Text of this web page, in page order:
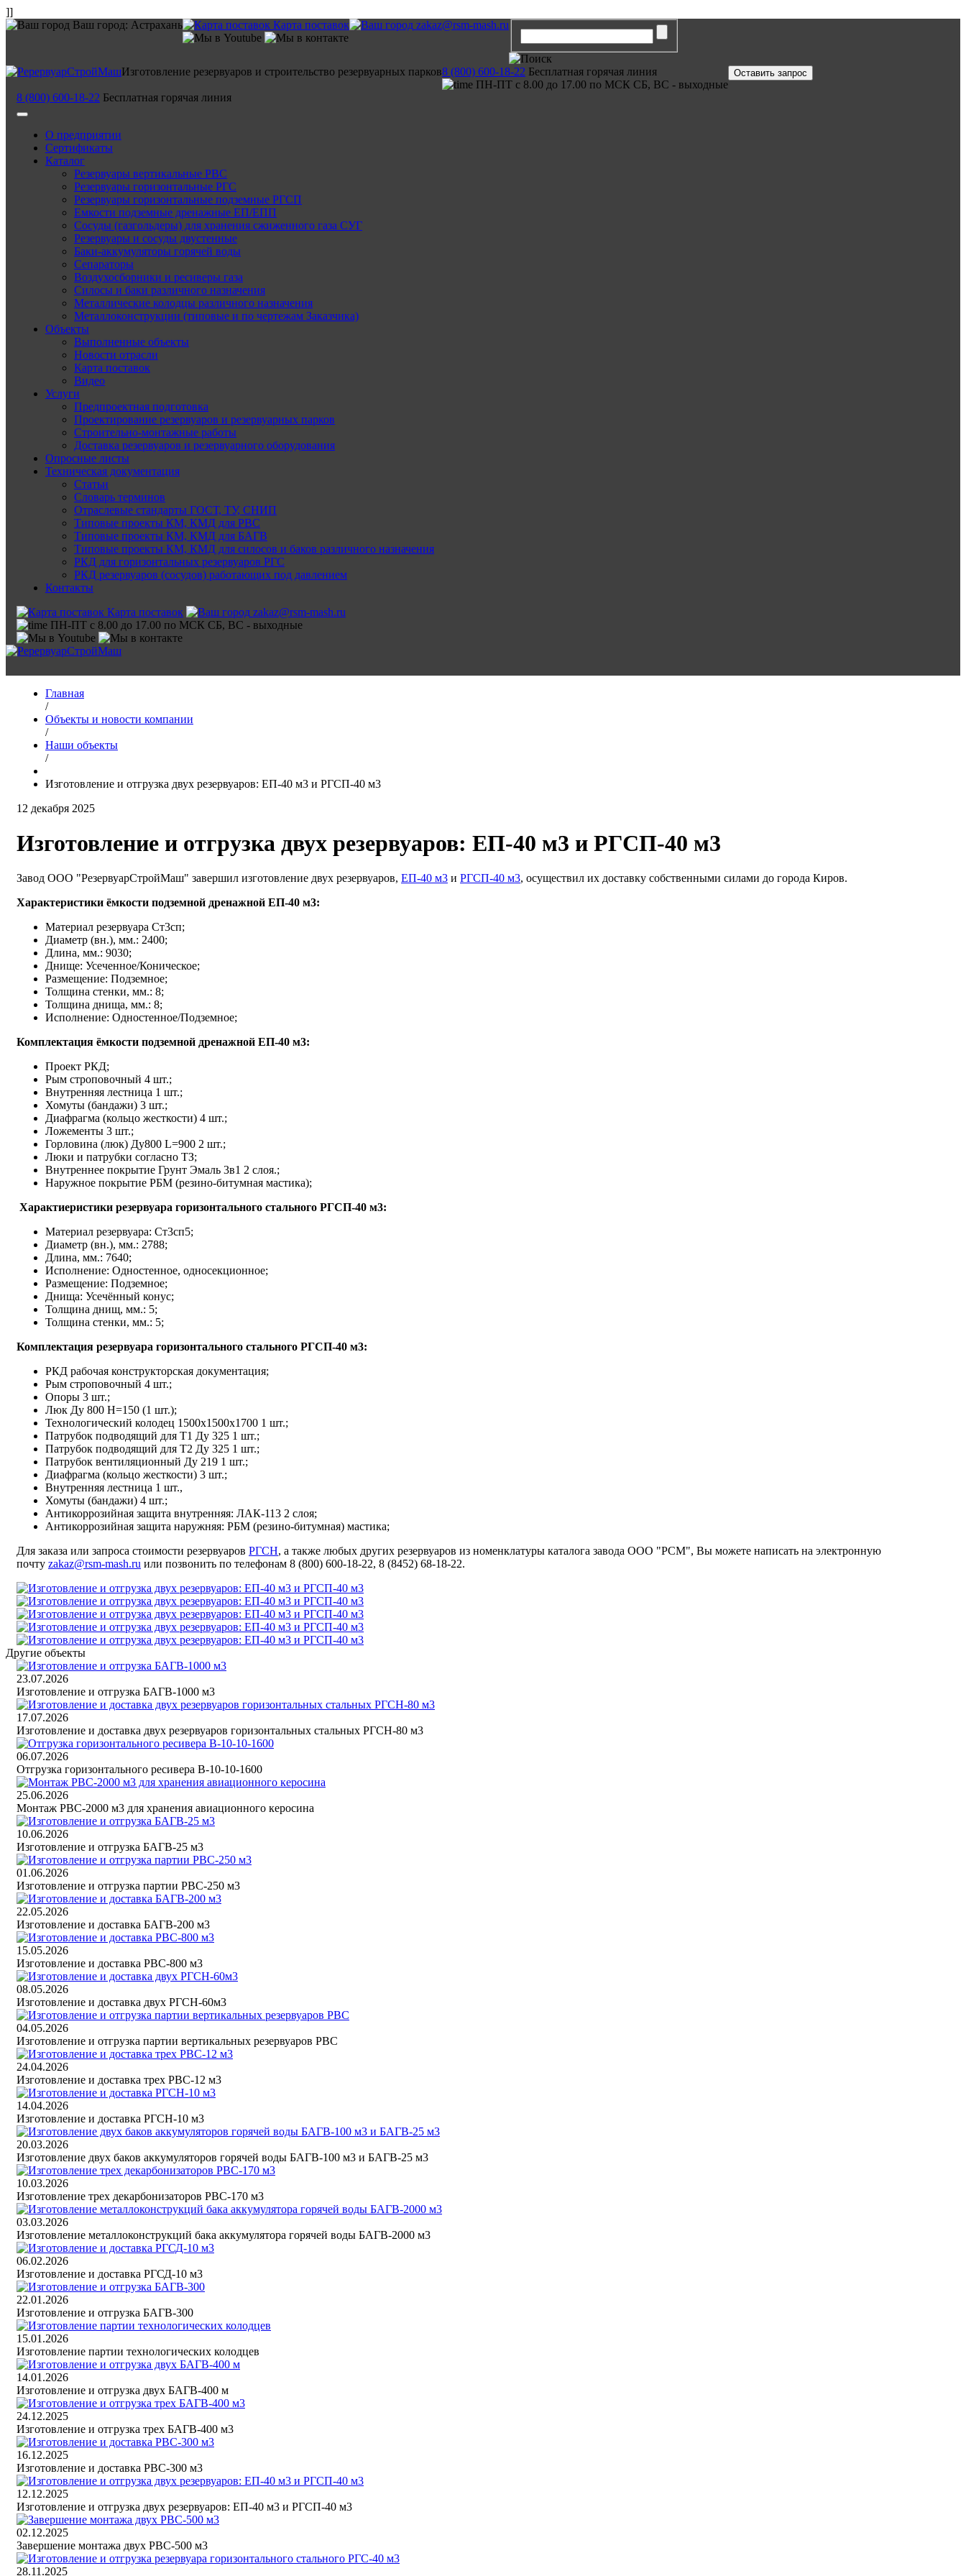
]]
Ваш город: Астрахань Карта поставок zakaz@rsm-mash.ru
Изготовление резервуаров и строительство резервуарных парков8 (800) 600-18-22 Бесплатная горячая линия
ПН-ПТ с 8.00 до 17.00 по МСК СБ, ВС - выходные
Оставить запрос
8 (800) 600-18-22 Бесплатная горячая линия
О предприятии
Сертификаты
Каталог
Резервуары вертикальные РВС
Резервуары горизонтальные РГС
Резервуары горизонтальные подземные РГСП
Емкости подземные дренажные ЕП/ЕПП
Сосуды (газгольдеры) для хранения сжиженного газа СУГ
Резервуары и сосуды двустенные
Баки-аккумуляторы горячей воды
Сепараторы
Воздухосборники и ресиверы газа
Силосы и баки различного назначения
Металлические колодцы различного назначения
Металлоконструкции (типовые и по чертежам Заказчика)
Объекты
Выполненные объекты
Новости отрасли
Карта поставок
Видео
Услуги
Предпроектная подготовка
Проектирование резервуаров и резервуарных парков
Строительно-монтажные работы
Доставка резервуаров и резервуарного оборудования
Опросные листы
Техническая документация
Статьи
Словарь терминов
Отраслевые стандарты ГОСТ, ТУ, СНИП
Типовые проекты КМ, КМД для РВС
Типовые проекты КМ, КМД для БАГВ
Типовые проекты КМ, КМД для силосов и баков различного назначения
РКД для горизонтальных резервуаров РГС
РКД резервуаров (сосудов) работающих под давлением
Контакты
Карта поставок
zakaz@rsm-mash.ru
ПН-ПТ с 8.00 до 17.00 по МСК СБ, ВС - выходные
Главная
/
Объекты и новости компании
/
Наши объекты
/
Изготовление и отгрузка двух резервуаров: ЕП-40 м3 и РГСП-40 м3
12 декабря 2025
Изготовление и отгрузка двух резервуаров: ЕП-40 м3 и РГСП-40 м3
Завод ООО "РезервуарСтройМаш" завершил изготовление двух резервуаров, ЕП-40 м3 и РГСП-40 м3, осуществил их доставку собственными силами до города Киров.
Характеристики ёмкости подземной дренажной ЕП-40 м3:
Материал резервуара Ст3сп;
Диаметр (вн.), мм.: 2400;
Длина, мм.: 9030;
Днище: Усеченное/Коническое;
Размещение: Подземное;
Толщина стенки, мм.: 8;
Толщина днища, мм.: 8;
Исполнение: Одностенное/Подземное;
Комплектация ёмкости подземной дренажной ЕП-40 м3:
Проект РКД;
Рым строповочный 4 шт.;
Внутренняя лестница 1 шт.;
Хомуты (бандажи) 3 шт.;
Диафрагма (кольцо жесткости) 4 шт.;
Ложементы 3 шт.;
Горловина (люк) Ду800 L=900 2 шт.;
Люки и патрубки согласно ТЗ;
Внутреннее покрытие Грунт Эмаль 3в1 2 слоя.;
Наружное покрытие РБМ (резино-битумная мастика);
Характиеристики резервуара горизонтального стального РГСП-40 м3:
Материал резервуара: Ст3сп5;
Диаметр (вн.), мм.: 2788;
Длина, мм.: 7640;
Исполнение: Одностенное, односекционное;
Размещение: Подземное;
Днища: Усечённый конус;
Толщина днищ, мм.: 5;
Толщина стенки, мм.: 5;
Комплектация резервуара горизонтального стального РГСП-40 м3:
РКД рабочая конструкторская документация;
Рым строповочный 4 шт.;
Опоры 3 шт.;
Люк Ду 800 Н=150 (1 шт.);
Технологический колодец 1500х1500х1700 1 шт.;
Патрубок подводящий для Т1 Ду 325 1 шт.;
Патрубок подводящий для Т2 Ду 325 1 шт.;
Патрубок вентиляционный Ду 219 1 шт.;
Диафрагма (кольцо жесткости) 3 шт.;
Внутренняя лестница 1 шт.,
Хомуты (бандажи) 4 шт.;
Антикоррозийная защита внутренняя: ЛАК-113 2 слоя;
Антикоррозийная защита наружняя: РБМ (резино-битумная) мастика;
Для заказа или запроса стоимости резервуаров РГСН, а также любых других резервуаров из номенклатуры каталога завода ООО "РСМ", Вы можете написать на электронную
почту zakaz@rsm-mash.ru или позвонить по телефонам 8 (800) 600-18-22, 8 (8452) 68-18-22.
Другие объекты
23.07.2026
Изготовление и отгрузка БАГВ-1000 м3
17.07.2026
Изготовление и доставка двух резервуаров горизонтальных стальных РГСН-80 м3
06.07.2026
Отгрузка горизонтального ресивера В-10-10-1600
25.06.2026
Монтаж РВС-2000 м3 для хранения авиационного керосина
10.06.2026
Изготовление и отгрузка БАГВ-25 м3
01.06.2026
Изготовление и отгрузка партии РВС-250 м3
22.05.2026
Изготовление и доставка БАГВ-200 м3
15.05.2026
Изготовление и доставка РВС-800 м3
08.05.2026
Изготовление и доставка двух РГСН-60м3
04.05.2026
Изготовление и отгрузка партии вертикальных резервуаров РВС
24.04.2026
Изготовление и доставка трех РВС-12 м3
14.04.2026
Изготовление и доставка РГСН-10 м3
20.03.2026
Изготовление двух баков аккумуляторов горячей воды БАГВ-100 м3 и БАГВ-25 м3
10.03.2026
Изготовление трех декарбонизаторов РВС-170 м3
03.03.2026
Изготовление металлоконструкций бака аккумулятора горячей воды БАГВ-2000 м3
06.02.2026
Изготовление и доставка РГСД-10 м3
22.01.2026
Изготовление и отгрузка БАГВ-300
15.01.2026
Изготовление партии технологических колодцев
14.01.2026
Изготовление и отгрузка двух БАГВ-400 м
24.12.2025
Изготовление и отгрузка трех БАГВ-400 м3
16.12.2025
Изготовление и доставка РВС-300 м3
12.12.2025
Изготовление и отгрузка двух резервуаров: ЕП-40 м3 и РГСП-40 м3
02.12.2025
Завершение монтажа двух РВС-500 м3
28.11.2025